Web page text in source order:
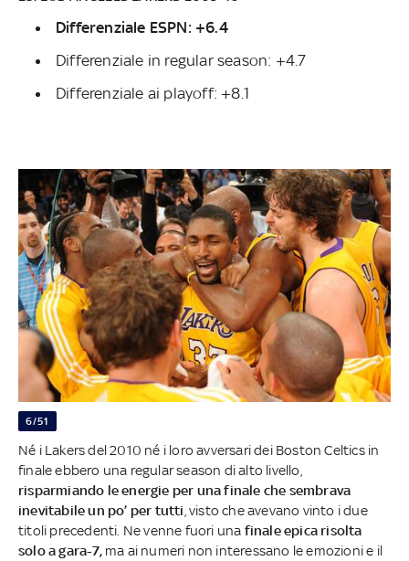
Differenziale ESPN: +6.4
Differenziale in regular season: +4.7
Differenziale ai playoff: +8.1
6/51
Né i Lakers del 2010 né i loro avversari dei Boston Celtics in
finale ebbero una regular season di alto livello,
risparmiando le energie per una finale che sembrava
inevitabile un po’ per tutti , visto che avevano vinto i due
titoli precedenti. Ne venne fuori una finale epica risolta
solo a gara-7,ma ai numeri non interessano le emozioni e il